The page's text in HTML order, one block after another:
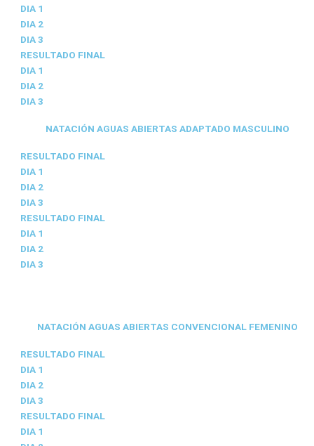
DIA 1
DIA 2
DIA 3
RESULTADO FINAL
DIA 1
DIA 2
DIA 3
NATACIÓN AGUAS ABIERTAS ADAPTADO MASCULINO
RESULTADO FINAL
DIA 1
DIA 2
DIA 3
RESULTADO FINAL
DIA 1
DIA 2
DIA 3
NATACIÓN AGUAS ABIERTAS CONVENCIONAL FEMENINO
RESULTADO FINAL
DIA 1
DIA 2
DIA 3
RESULTADO FINAL
DIA 1